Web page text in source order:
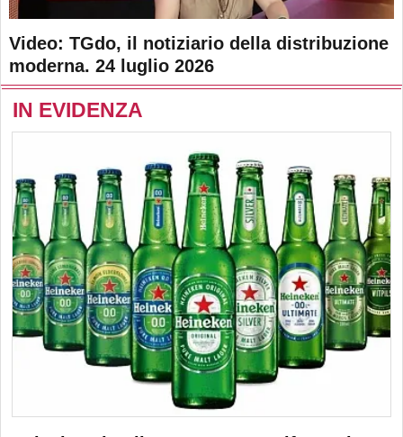
Video: TGdo, il notiziario della distribuzione
moderna. 24 luglio 2026
IN EVIDENZA